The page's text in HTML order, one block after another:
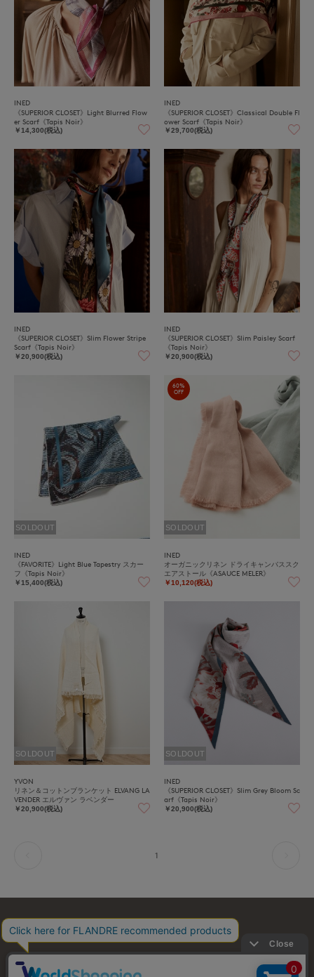
INED
《SUPERIOR CLOSET》Light Blurred Flow
er Scarf《Tapis Noir》
￥14,300(税込)
INED
《SUPERIOR CLOSET》Classical Double Fl
ower Scarf《Tapis Noir》
￥29,700(税込)
INED
《SUPERIOR CLOSET》Slim Flower Stripe
Scarf《Tapis Noir》
￥20,900(税込)
INED
《SUPERIOR CLOSET》Slim Paisley Scarf
《Tapis Noir》
￥20,900(税込)
SOLDOUT
INED
《FAVORITE》Light Blue Tapestry スカー
フ《Tapis Noir》
￥15,400(税込)
60%
OFF
SOLDOUT
INED
オーガニックリネン ドライキャンバススク
エアストール《ASAUCE MELER》
￥10,120(税込)
SOLDOUT
YVON
リネン＆コットンブランケット ELVANG LA
VENDER エルヴァン ラベンダー
￥20,900(税込)
SOLDOUT
INED
《SUPERIOR CLOSET》Slim Grey Bloom Sc
arf《Tapis Noir》
￥20,900(税込)
1
お問い合わせ 利用規約 プライバシーポリシー